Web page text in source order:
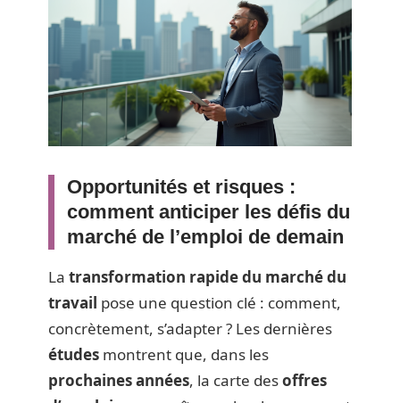
Opportunités et risques :
comment anticiper les défis du
marché de l’emploi de demain
La transformation rapide du marché du
travail pose une question clé : comment,
concrètement, s’adapter ? Les dernières
études montrent que, dans les
prochaines années, la carte desoffres